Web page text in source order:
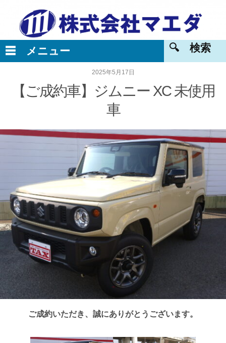
2025年5月17日
【ご成約車】ジムニー XC 未使用
車
ご成約いただき、誠にありがとうございます。